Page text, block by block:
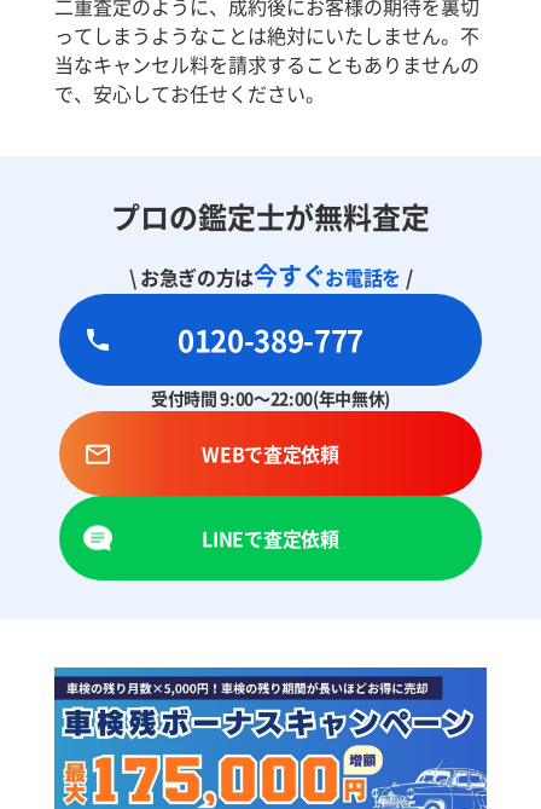
二重査定のように、成約後にお客様の期待を裏切
ってしまうようなことは絶対にいたしません。不
当なキャンセル料を請求することもありませんの
で、安心してお任せください。
プロの鑑定士が無料査定
\ お急ぎの方は今すぐお電話を /
0120-389-777
受付時間 9:00～22:00(年中無休)
WEBで査定依頼
LINEで査定依頼